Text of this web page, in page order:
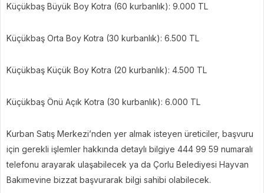
Küçükbaş Büyük Boy Kotra (60 kurbanlık): 9.000 TL
Küçükbaş Orta Boy Kotra (30 kurbanlık): 6.500 TL
Küçükbaş Küçük Boy Kotra (20 kurbanlık): 4.500 TL
Küçükbaş Önü Açık Kotra (30 kurbanlık): 6.000 TL
Kurban Satış Merkezi’nden yer almak isteyen üreticiler, başvuru
için gerekli işlemler hakkında detaylı bilgiye 444 99 59 numaralı
telefonu arayarak ulaşabilecek ya da Çorlu Belediyesi Hayvan
Bakımevine bizzat başvurarak bilgi sahibi olabilecek.